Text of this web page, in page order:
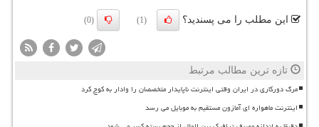
این مطلب را می پسندید؟ (1)
(0)
تازه ترین مطالب مرتبط
مرگ دورکاری در ایران وقتی اینترنت ناپایدار متخصصان را وادار به کوچ کرد
اینترنت ماهواره ای آمازون مستقیم به موبایل می رسد